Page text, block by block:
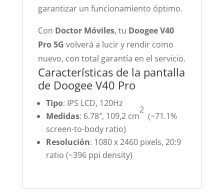
garantizar un funcionamiento óptimo.
Con Doctor Móviles, tu Doogee V40
Pro 5G volverá a lucir y rendir como
nuevo, con total garantía en el servicio.
Características de la pantalla
de Doogee V40 Pro
Tipo: IPS LCD, 120Hz
Medidas: 6.78″, 109,2 cm
2
(~71.1%
screen-to-body ratio)
Resolución: 1080 x 2460 pixels, 20:9
ratio (~396 ppi density)